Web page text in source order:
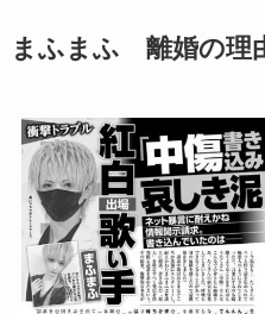
まふまふ 離婚の理